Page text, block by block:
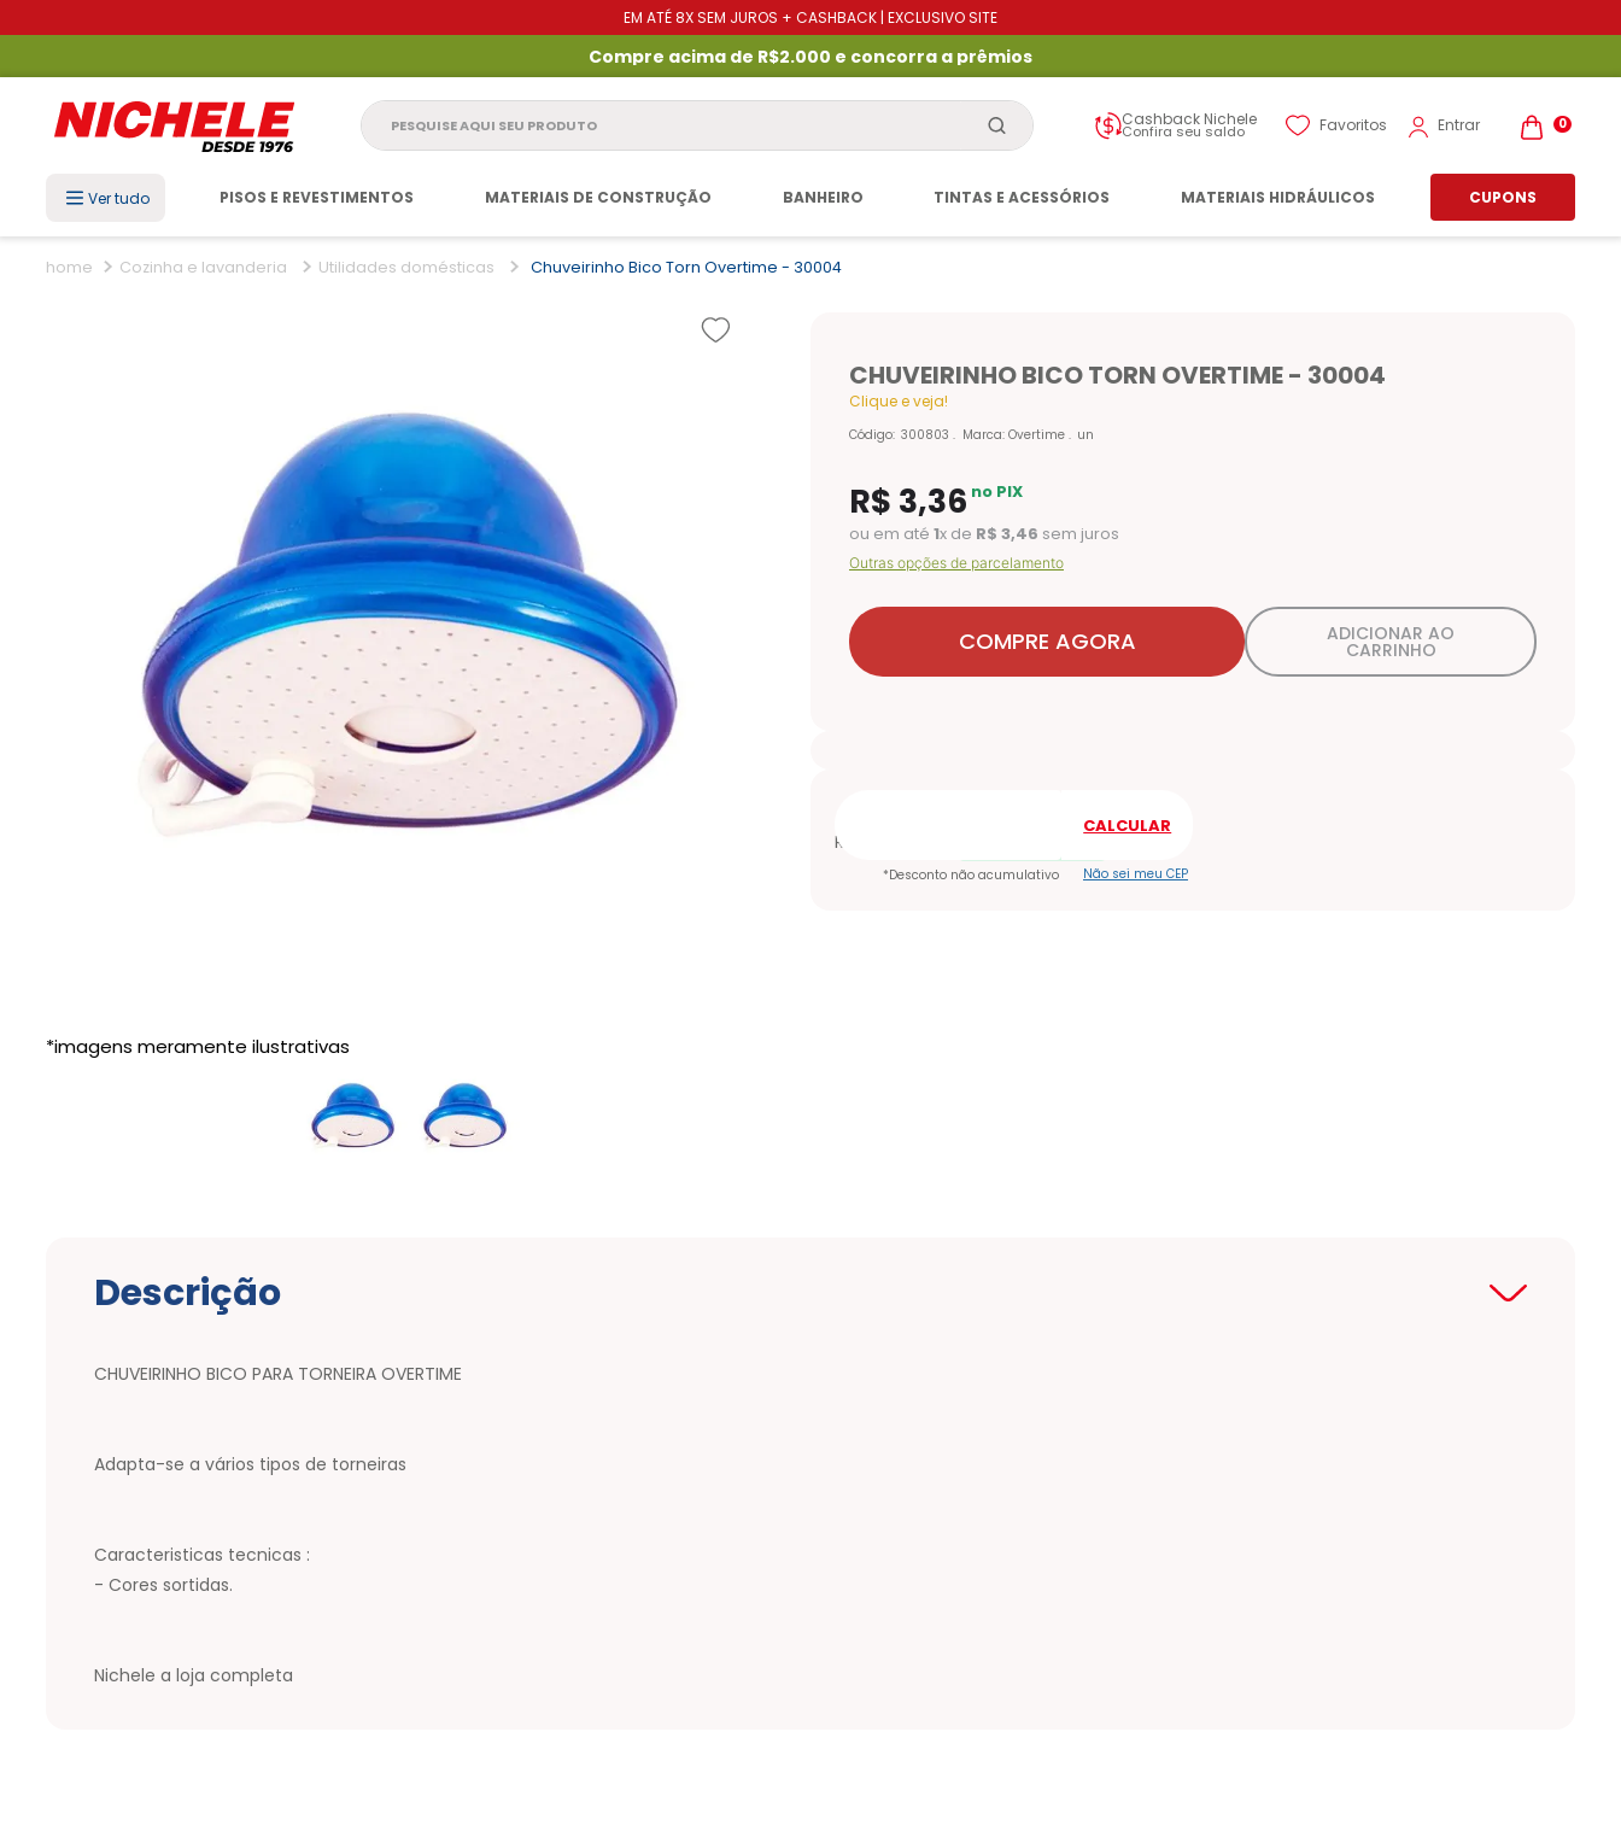
EM ATÉ 8X SEM JUROS + CASHBACK | EXCLUSIVO SITE
Compre acima de R$2.000 e concorra a prêmios
Pesquise aqui seu produto Cashback Nichele
Confira seu saldo Favoritos Entrar 0
Ver tudo PISOS E REVESTIMENTOS MATERIAIS DE CONSTRUÇÃO BANHEIRO TINTAS E ACESSÓRIOS MATERIAIS HIDRÁULICOS CUPONS
Cozinha e lavanderia Utilidades domésticas Chuveirinho Bico Torn Overtime - 30004
CHUVEIRINHO BICO TORN OVERTIME - 30004
Clique e veja!
Código: 300803 Marca: Overtime un
R$ 3,36 no PIX
ou em até 1x de R$ 3,46 sem juros
Outras opções de parcelamento
COMPRE AGORA ADICIONAR AO
CARRINHO
Não sei meu CEP
Descrição
CHUVEIRINHO BICO PARA TORNEIRA OVERTIME
Adapta-se a vários tipos de torneiras
Caracteristicas tecnicas :
- Cores sortidas.
Nichele a loja completa